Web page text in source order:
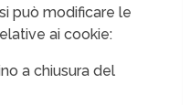
può modificare le
ai cookie:
a chiusura del